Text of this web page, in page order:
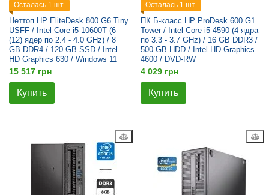
Осталась 1 шт.
Неттоп HP EliteDesk 800 G6 Tiny
USFF / Intel Core i5-10600T (6
(12) ядер по 2.4 - 4.0 GHz) / 8
GB DDR4 / 120 GB SSD / Intel
HD Graphics 630 / Windows 11
15 517 грн
Купить
Осталась 1 шт.
ПК Б-класс HP ProDesk 600 G1
Tower / Intel Core i5-4590 (4 ядра
по 3.3 - 3.7 GHz) / 16 GB DDR3 /
500 GB HDD / Intel HD Graphics
4600 / DVD-RW
4 029 грн
Купить